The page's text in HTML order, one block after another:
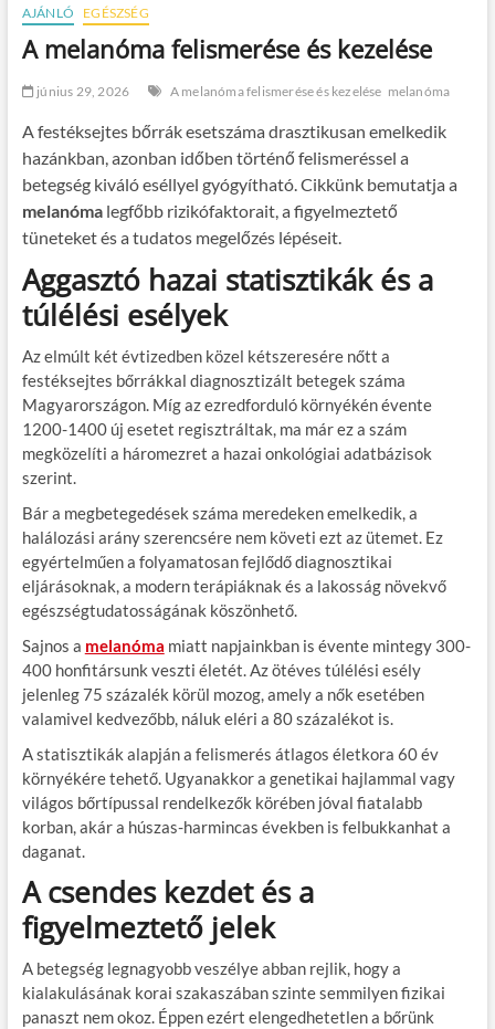
AJÁNLÓ EGÉSZSÉG
A melanóma felismerése és kezelése
június 29, 2026 A melanóma felismerése és kezelése melanóma
A festéksejtes bőrrák esetszáma drasztikusan emelkedik
hazánkban, azonban időben történő felismeréssel a
betegség kiváló eséllyel gyógyítható. Cikkünk bemutatja a
melanómalegfőbb rizikófaktorait, a figyelmeztető
tüneteket és a tudatos megelőzés lépéseit.
Aggasztó hazai statisztikák és a
túlélési esélyek
Az elmúlt két évtizedben közel kétszeresére nőtt a
festéksejtes bőrrákkal diagnosztizált betegek száma
Magyarországon. Míg az ezredforduló környékén évente
1200-1400 új esetet regisztráltak, ma már ez a szám
megközelíti a háromezret a hazai onkológiai adatbázisok
szerint.
Bár a megbetegedések száma meredeken emelkedik, a
halálozási arány szerencsére nem követi ezt az ütemet. Ez
egyértelműen a folyamatosan fejlődő diagnosztikai
eljárásoknak, a modern terápiáknak és a lakosság növekvő
egészségtudatosságának köszönhető.
Sajnos a melanóma miatt napjainkban is évente mintegy 300-
400 honfitársunk veszti életét. Az ötéves túlélési esély
jelenleg 75 százalék körül mozog, amely a nők esetében
valamivel kedvezőbb, náluk eléri a 80 százalékot is.
A statisztikák alapján a felismerés átlagos életkora 60 év
környékére tehető. Ugyanakkor a genetikai hajlammal vagy
világos bőrtípussal rendelkezők körében jóval fiatalabb
korban, akár a húszas-harmincas években is felbukkanhat a
daganat.
A csendes kezdet és a
figyelmeztető jelek
A betegség legnagyobb veszélye abban rejlik, hogy a
kialakulásának korai szakaszában szinte semmilyen fizikai
panaszt nem okoz. Éppen ezért elengedhetetlen a bőrünk